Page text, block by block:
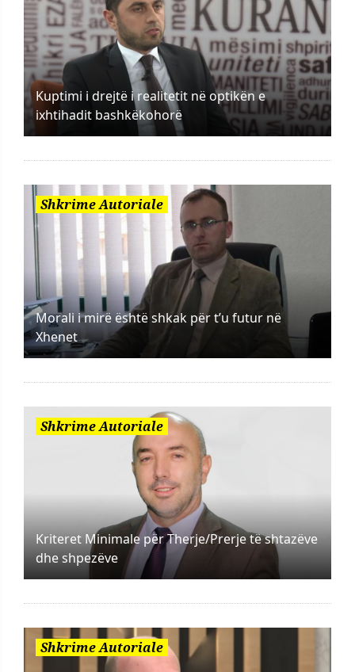
Kuptimi i drejtë i realitetit në optikën e
ixhtihadit bashkëkohorë
Shkrime Autoriale
Morali i mirë është shkak për t’u futur në
Xhenet
Shkrime Autoriale
Kriteret Minimale për Therje/Prerje të shtazëve
dhe shpezëve
Shkrime Autoriale